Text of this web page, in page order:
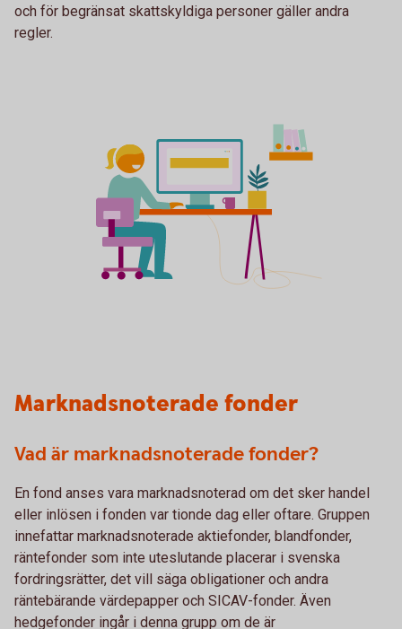
och för begränsat skattskyldiga personer gäller andra
regler.
Marknadsnoterade fonder
Vad är marknadsnoterade fonder?
En fond anses vara marknadsnoterad om det sker handel
eller inlösen i fonden var tionde dag eller oftare. Gruppen
innefattar marknadsnoterade aktiefonder, blandfonder,
räntefonder som inte uteslutande placerar i svenska
fordringsrätter, det vill säga obligationer och andra
räntebärande värdepapper och SICAV-fonder. Även
hedgefonder ingår i denna grupp om de är